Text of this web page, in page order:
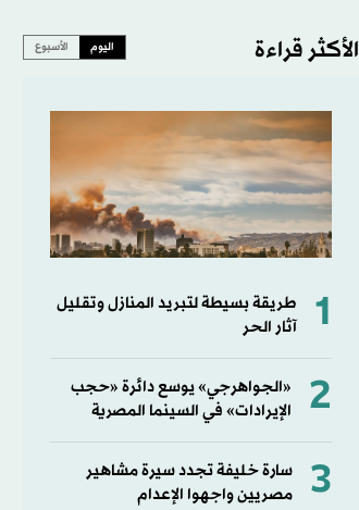
الأكثر قراءة اليوم الأسبوع
1
طريقة بسيطة لتبريد المنازل وتقليل
آثار الحر
2
«الجواهرجي» يوسع دائرة «حجب
الإيرادات» في السينما المصرية
3
سارة خليفة تجدد سيرة مشاهير
مصريين واجهوا الإعدام